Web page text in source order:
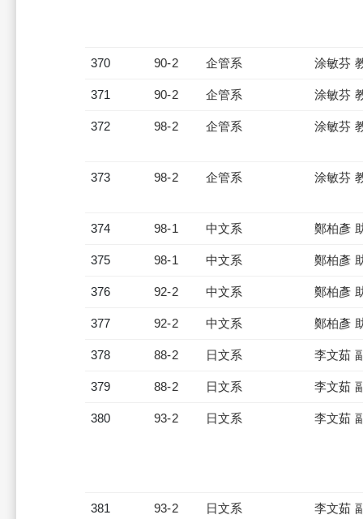
370 90-2 企管系 涂敏芬
371 90-2 企管系 涂敏芬
372 98-2 企管系 涂敏芬
373 98-2 企管系 涂敏芬
374 98-1 中文系 鄭柏彥
375 98-1 中文系 鄭柏彥
376 92-2 中文系 鄭柏彥
377 92-2 中文系 鄭柏彥
378 88-2 日文系 李文茹
379 88-2 日文系 李文茹
380 93-2 日文系 李文茹
381 93-2 日文系 李文茹